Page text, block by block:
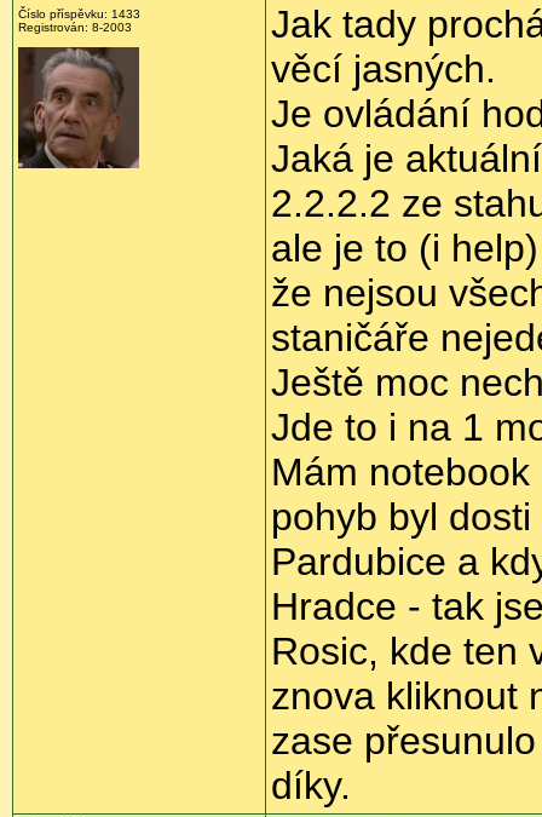
Číslo příspěvku: 1433
Registrován: 8-2003
Jak tady
věcí jasných.
Je ovládání
Jaká je
2.2.2.2 ze
ale je to (i
že nejsou
staničáře
Ještě moc
Jde to i na 1
Mám
pohyb byl
Pardubice a
Hradce - tak
Rosic, kde ten
znova kliknout
zase
díky.